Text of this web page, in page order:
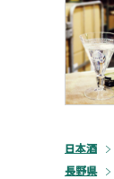
日本酒
長野県